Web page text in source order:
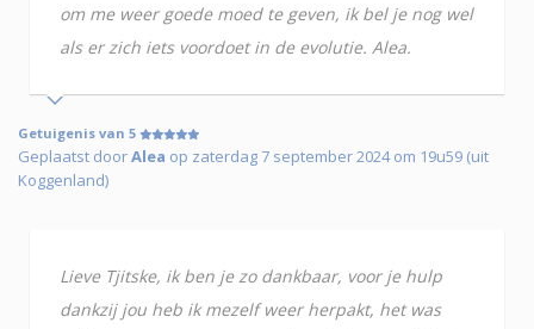
om me weer goede moed te geven, ik bel je nog wel
als er zich iets voordoet in de evolutie. Alea.
Getuigenis van 5
Geplaatst doorAlea op zaterdag 7 september 2024 om 19u59 (uit
Koggenland)
Lieve Tjitske, ik ben je zo dankbaar, voor je hulp
dankzij jou heb ik mezelf weer herpakt, het was